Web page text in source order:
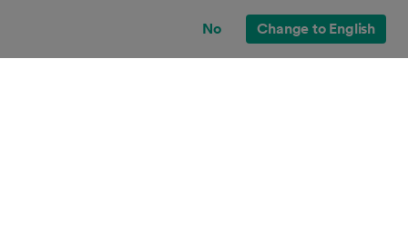
¿Cómo reservar billetes de tren
baratos de Luxemburgo a Basilea?
No Change to English